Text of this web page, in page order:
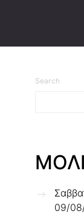
Search
09/